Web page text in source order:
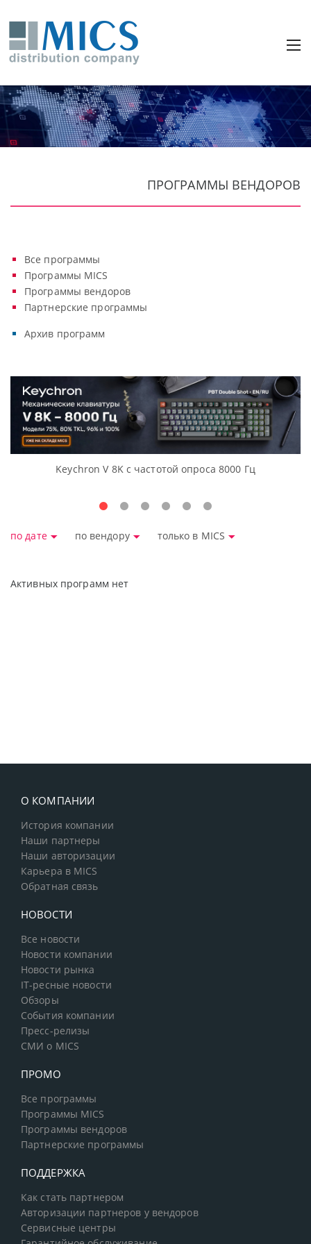
ПРОГРАММЫ ВЕНДОРОВ
Все программы
Программы MICS
Программы вендоров
Партнерские программы
Архив программ
Keychron V 8K с частотой опроса 8000 Гц
по дате по вендору только в MICS
Активных программ нет
О КОМПАНИИ
История компании
Наши партнеры
Наши авторизации
Карьера в MICS
Обратная связь
НОВОСТИ
Все новости
Новости компании
Новости рынка
IT-ресные новости
Обзоры
События компании
Пресс-релизы
СМИ о MICS
ПРОМО
Все программы
Программы MICS
Программы вендоров
Партнерские программы
ПОДДЕРЖКА
Как стать партнером
Авторизации партнеров у вендоров
Сервисные центры